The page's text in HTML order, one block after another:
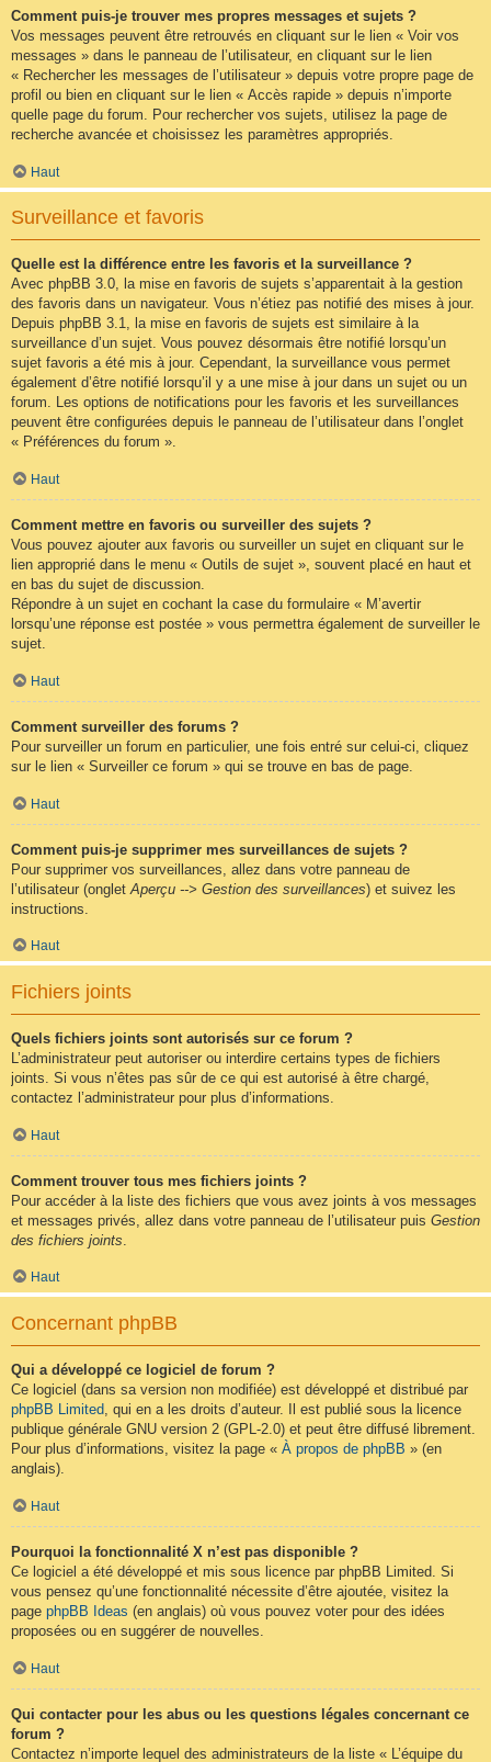
Comment puis-je trouver mes propres messages et sujets ?
Vos messages peuvent être retrouvés en cliquant sur le lien « Voir vos
messages » dans le panneau de l’utilisateur, en cliquant sur le lien
« Rechercher les messages de l’utilisateur » depuis votre propre page de
profil ou bien en cliquant sur le lien « Accès rapide » depuis n’importe
quelle page du forum. Pour rechercher vos sujets, utilisez la page de
recherche avancée et choisissez les paramètres appropriés.
Haut
Surveillance et favoris
Quelle est la différence entre les favoris et la surveillance ?
Avec phpBB 3.0, la mise en favoris de sujets s’apparentait à la gestion
des favoris dans un navigateur. Vous n’étiez pas notifié des mises à jour.
Depuis phpBB 3.1, la mise en favoris de sujets est similaire à la
surveillance d’un sujet. Vous pouvez désormais être notifié lorsqu’un
sujet favoris a été mis à jour. Cependant, la surveillance vous permet
également d’être notifié lorsqu’il y a une mise à jour dans un sujet ou un
forum. Les options de notifications pour les favoris et les surveillances
peuvent être configurées depuis le panneau de l’utilisateur dans l’onglet
« Préférences du forum ».
Haut
Comment mettre en favoris ou surveiller des sujets ?
Vous pouvez ajouter aux favoris ou surveiller un sujet en cliquant sur le
lien approprié dans le menu « Outils de sujet », souvent placé en haut et
en bas du sujet de discussion.
Répondre à un sujet en cochant la case du formulaire « M’avertir
lorsqu’une réponse est postée » vous permettra également de surveiller le
sujet.
Haut
Comment surveiller des forums ?
Pour surveiller un forum en particulier, une fois entré sur celui-ci, cliquez
sur le lien « Surveiller ce forum » qui se trouve en bas de page.
Haut
Comment puis-je supprimer mes surveillances de sujets ?
Pour supprimer vos surveillances, allez dans votre panneau de
l’utilisateur (onglet Aperçu --> Gestion des surveillances) et suivez les
instructions.
Haut
Fichiers joints
Quels fichiers joints sont autorisés sur ce forum ?
L’administrateur peut autoriser ou interdire certains types de fichiers
joints. Si vous n’êtes pas sûr de ce qui est autorisé à être chargé,
contactez l’administrateur pour plus d’informations.
Haut
Comment trouver tous mes fichiers joints ?
Pour accéder à la liste des fichiers que vous avez joints à vos messages
et messages privés, allez dans votre panneau de l’utilisateur puis Gestion
des fichiers joints
Haut
Concernant phpBB
Qui a développé ce logiciel de forum ?
Ce logiciel (dans sa version non modifiée) est développé et distribué par
phpBB Limited, qui en a les droits d’auteur. Il est publié sous la licence
publique générale GNU version 2 (GPL-2.0) et peut être diffusé librement.
Pour plus d’informations, visitez la page « À propos de phpBB » (en
anglais).
Haut
Pourquoi la fonctionnalité X n’est pas disponible ?
Ce logiciel a été développé et mis sous licence par phpBB Limited. Si
vous pensez qu’une fonctionnalité nécessite d’être ajoutée, visitez la
page phpBB Ideas (en anglais) où vous pouvez voter pour des idées
proposées ou en suggérer de nouvelles.
Haut
Qui contacter pour les abus ou les questions légales concernant ce
forum ?
Contactez n’importe lequel des administrateurs de la liste « L’équipe du